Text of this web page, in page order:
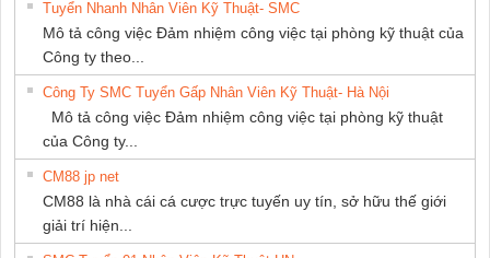
Tuyển Nhanh Nhân Viên Kỹ Thuật- SMC
Mô tả công việc Đảm nhiệm công việc tại phòng kỹ thuật của
Công ty theo...
Công Ty SMC Tuyển Gấp Nhân Viên Kỹ Thuật- Hà Nội
Mô tả công việc Đảm nhiệm công việc tại phòng kỹ thuật
của Công ty...
CM88 jp net
CM88 là nhà cái cá cược trực tuyến uy tín, sở hữu thế giới
giải trí hiện...